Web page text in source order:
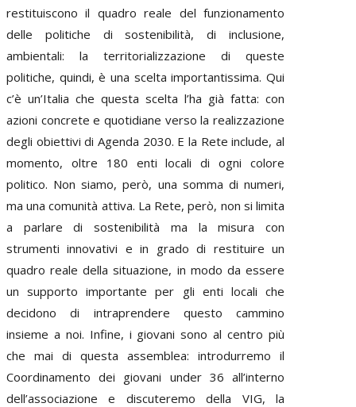
restituiscono il quadro reale del funzionamento
delle politiche di sostenibilità, di inclusione,
ambientali: la territorializzazione di queste
politiche, quindi, è una scelta importantissima. Qui
c’è un’Italia che questa scelta l’ha già fatta: con
azioni concrete e quotidiane verso la realizzazione
degli obiettivi di Agenda 2030. E la Rete include, al
momento, oltre 180 enti locali di ogni colore
politico. Non siamo, però, una somma di numeri,
ma una comunità attiva. La Rete, però, non si limita
a parlare di sostenibilità ma la misura con
strumenti innovativi e in grado di restituire un
quadro reale della situazione, in modo da essere
un supporto importante per gli enti locali che
decidono di intraprendere questo cammino
insieme a noi. Infine, i giovani sono al centro più
che mai di questa assemblea: introdurremo il
Coordinamento dei giovani under 36 all’interno
dell’associazione e discuteremo della VIG, la